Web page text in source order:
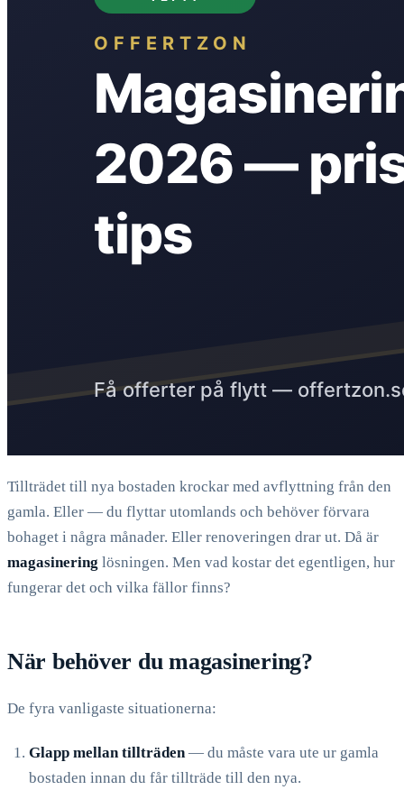
Tillträdet till nya bostaden krockar med avflyttning från den
gamla. Eller — du flyttar utomlands och behöver förvara
bohaget i några månader. Eller renoveringen drar ut. Då är
magasinering lösningen. Men vad kostar det egentligen, hur
fungerar det och vilka fällor finns?
När behöver du magasinering?
De fyra vanligaste situationerna:
Glapp mellan tillträden— du måste vara ute ur gamla
bostaden innan du får tillträde till den nya.